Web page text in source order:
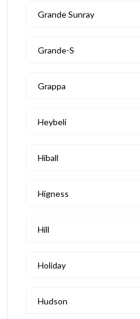
Grande Sunray
Grande-S
Grappa
Heybeli
Hiball
Higness
Hill
Holiday
Hudson